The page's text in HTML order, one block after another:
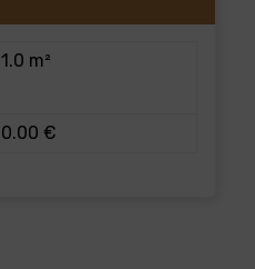
1.0 m²
0.00 €